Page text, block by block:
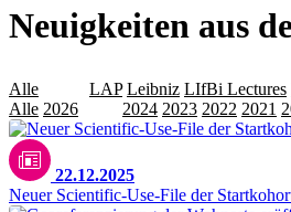
Neuigkeiten aus
Alle LAP Leibniz LIfBi Lectures
Alle 2026 2024 2023 2022 2021
22.12.2025
Neuer Scientific-Use-File der